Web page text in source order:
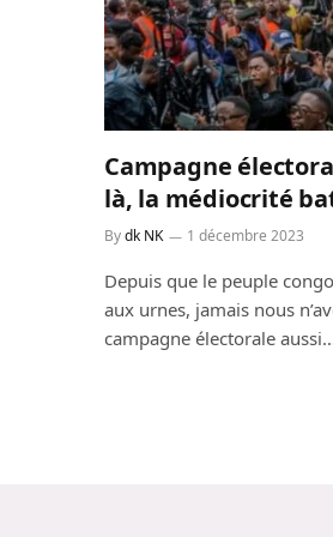
Campagne
là, la médiocrité
Bydk NK 1 décembre 2023
Depuis que le peuple
aux urnes, jamais nous
campagne électorale